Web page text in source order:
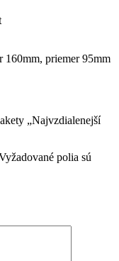
160mm, priemer 95mm
„Najvzdialenejší
polia sú